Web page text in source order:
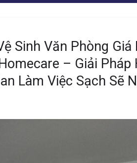
Sinh Văn Phòng Giá
– Giải Pháp
Làm Việc Sạch Sẽ